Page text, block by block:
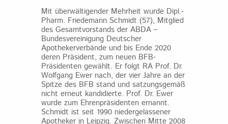
Mit überwältigender Mehrheit wurde Dipl.‐
Pharm. Friedemann Schmidt (57), Mitglied
des Gesamtvorstands der ABDA –
Bundesvereinigung Deutscher
Apothekerverbände und bis Ende 2020
deren Präsident, zum neuen BFB-
Präsidenten gewählt. Er folgt RA Prof. Dr.
Wolfgang Ewer nach, der vier Jahre an der
Spitze des BFB stand und satzungsgemäß
nicht erneut kandidierte. Prof. Dr. Ewer
wurde zum Ehrenpräsidenten ernannt.
Schmidt ist seit 1990 niedergelassener
Apotheker in Leipzig. Zwischen Mitte 2008